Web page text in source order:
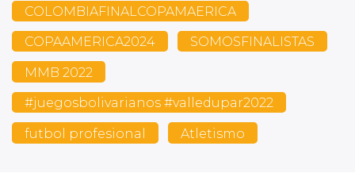
COLOMBIAFINALCOPAMAERICA
COPAAMERICA2024 SOMOSFINALISTAS
MMB 2022
#juegosbolivarianos #valledupar2022
futbol profesional Atletismo